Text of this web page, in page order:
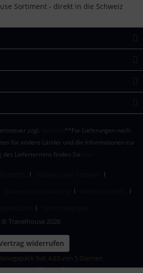
zzgl.
**Für Lieferungen nach
für andere Länder und die Informationen zur
des Liefertermins finden Sie
© Travelhouse 2026
widerrufen
hat 4,83 von 5 Sternen
auf ProvenExpert.com